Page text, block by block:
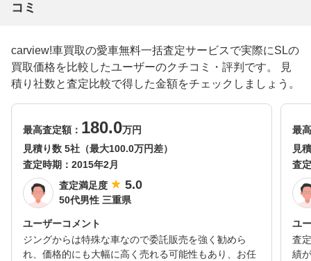
コミ
carview!車買取の愛車無料一括査定サービスで実際にSLの
買取価格を比較したユーザーのクチコミ・評判です。 見
積り社数と査定比較で得した金額をチェックしましょう。
最高査定額： 180.0万円
見積り数 5社（最大100.0万円差）
査定時期： 2015年2月
査定満足度
5.0
50代男性 三重県
ユーザーコメント
ジングからは特殊な車なので委託販売を強く勧めら
れ、価格的にも大幅に高く売れる可能性もあり、お任
最
見
査
ユ
査
績